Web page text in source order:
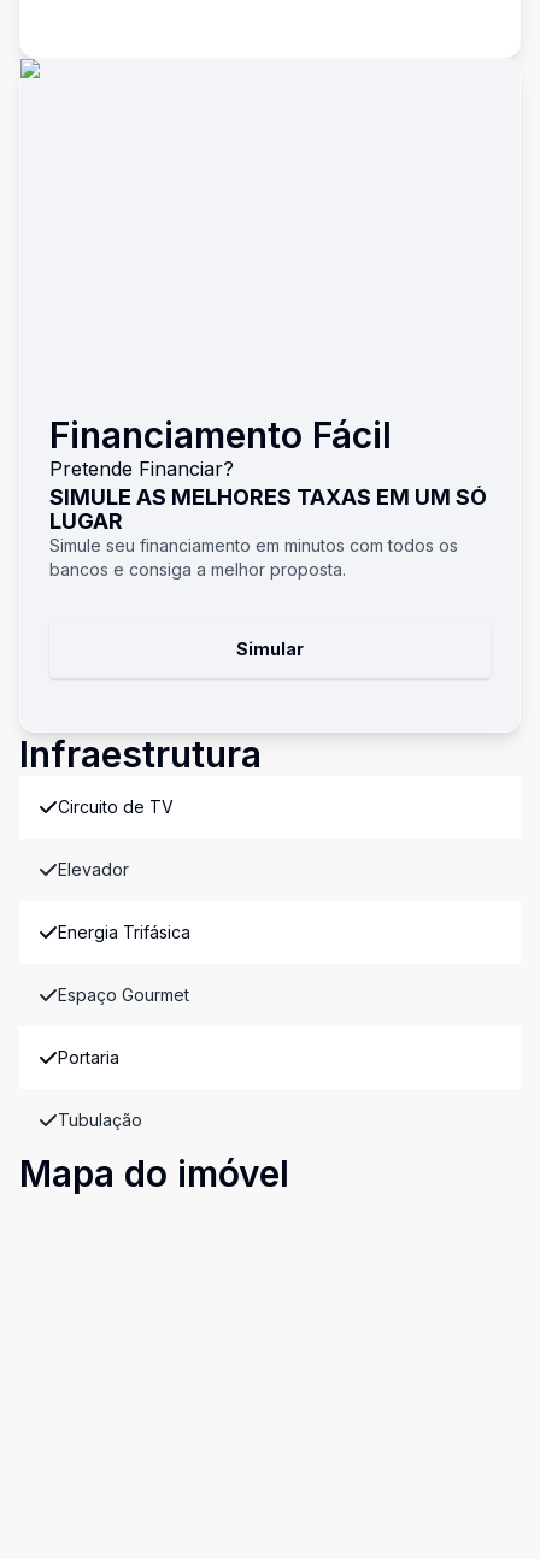
Financiamento Fácil
Pretende Financiar?
SIMULE AS MELHORES TAXAS EM UM SÓ
LUGAR
Simule seu financiamento em minutos com todos os
bancos e consiga a melhor proposta.
Simular
Infraestrutura
Circuito de TV
Elevador
Energia Trifásica
Espaço Gourmet
Portaria
Tubulação
Mapa do imóvel